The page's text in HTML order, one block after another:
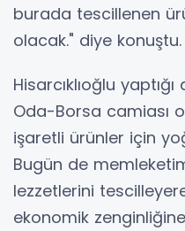
burada tescillenen
olacak." diye konuştu.
Hisarcıklıoğlu
Oda-Borsa camiası
işaretli ürünler için
Bugün de
lezzetlerini
ekonomik